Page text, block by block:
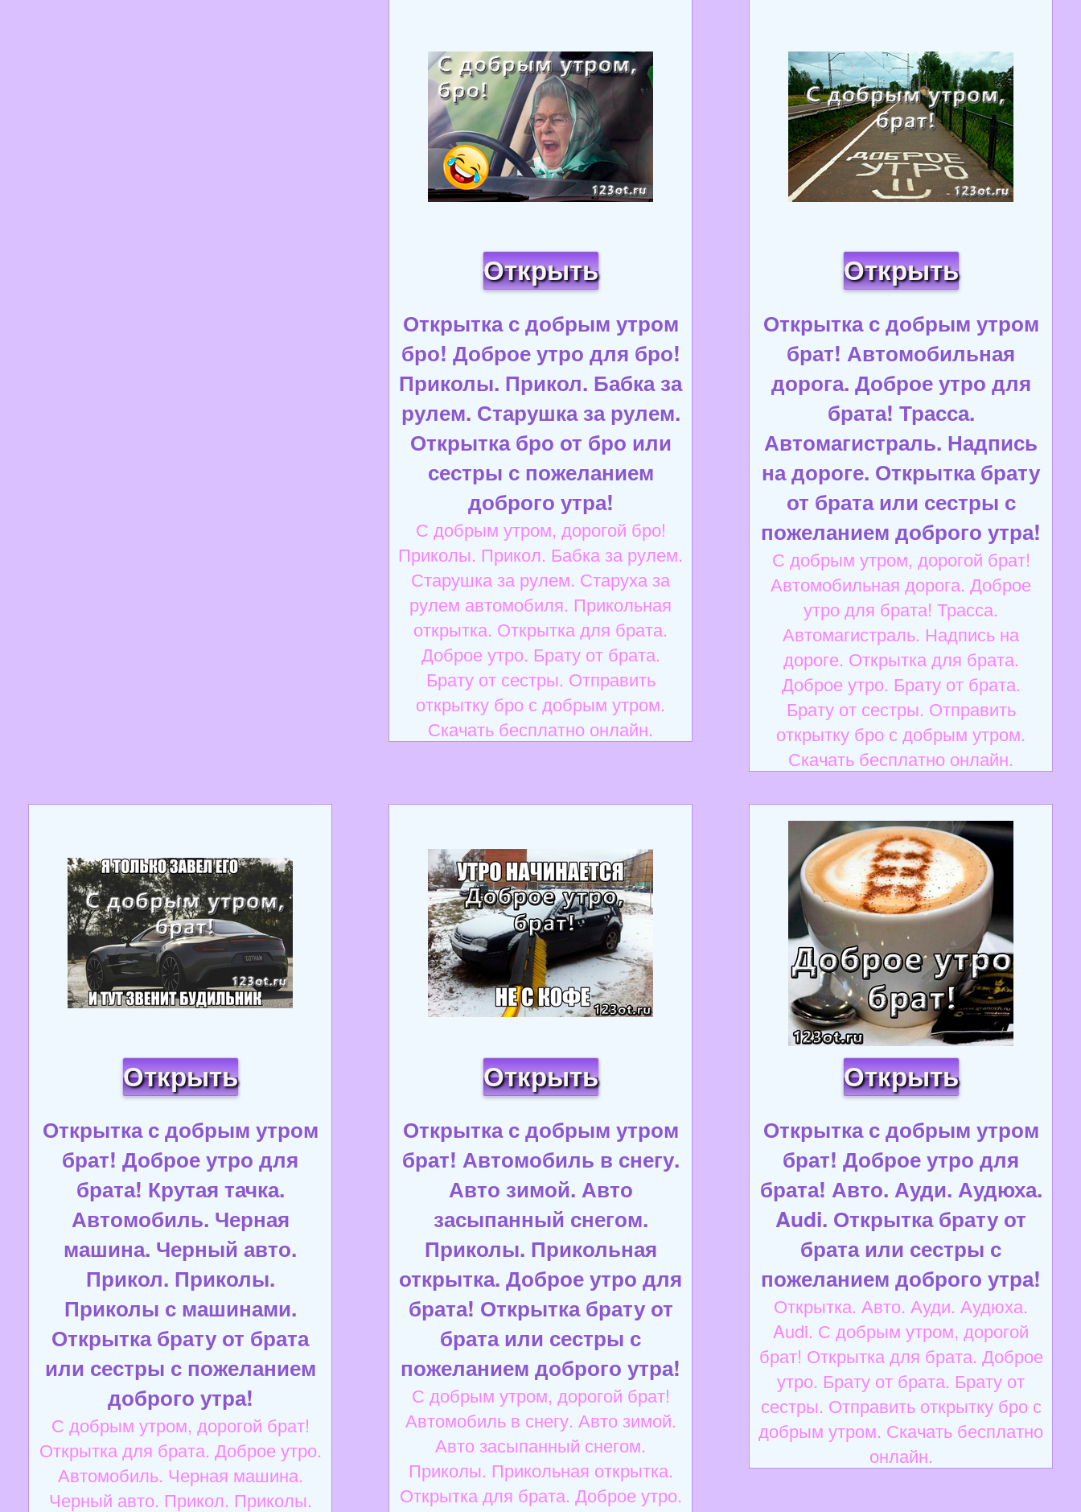
Открыть
Открытка с добрым утром
бро! Доброе утро для бро!
Приколы. Прикол. Бабка за
рулем. Старушка за рулем.
Открытка бро от бро или
сестры с пожеланием
доброго утра!
С добрым утром, дорогой бро!
Приколы. Прикол. Бабка за рулем.
Старушка за рулем. Старуха за
рулем автомобиля. Прикольная
открытка. Открытка для брата.
Доброе утро. Брату от брата.
Брату от сестры. Отправить
открытку бро с добрым утром.
Скачать бесплатно онлайн.
Открыть
Открытка с добрым утром
брат! Автомобильная
дорога. Доброе утро для
брата! Трасса.
Автомагистраль. Надпись
на дороге. Открытка брату
от брата или сестры с
пожеланием доброго утра!
С добрым утром, дорогой брат!
Автомобильная дорога. Доброе
утро для брата! Трасса.
Автомагистраль. Надпись на
дороге. Открытка для брата.
Доброе утро. Брату от брата.
Брату от сестры. Отправить
открытку бро с добрым утром.
Скачать бесплатно онлайн.
Открыть
Открытка с добрым утром
брат! Доброе утро для
брата! Крутая тачка.
Автомобиль. Черная
машина. Черный авто.
Прикол. Приколы.
Приколы с машинами.
Открытка брату от брата
или сестры с пожеланием
доброго утра!
С добрым утром, дорогой брат!
Открытка для брата. Доброе утро.
Автомобиль. Черная машина.
Черный авто. Прикол. Приколы.
Открыть
Открытка с добрым утром
брат! Автомобиль в снегу.
Авто зимой. Авто
засыпанный снегом.
Приколы. Прикольная
открытка. Доброе утро для
брата! Открытка брату от
брата или сестры с
пожеланием доброго утра!
С добрым утром, дорогой брат!
Автомобиль в снегу. Авто зимой.
Авто засыпанный снегом.
Приколы. Прикольная открытка.
Открытка для брата. Доброе утро.
Открыть
Открытка с добрым утром
брат! Доброе утро для
брата! Авто. Ауди. Аудюха.
Audi. Открытка брату от
брата или сестры с
пожеланием доброго утра!
Открытка. Авто. Ауди. Аудюха.
Audi. С добрым утром, дорогой
брат! Открытка для брата. Доброе
утро. Брату от брата. Брату от
сестры. Отправить открытку бро с
добрым утром. Скачать бесплатно
онлайн.